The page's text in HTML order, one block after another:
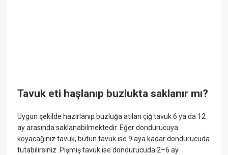
Tavuk eti haşlanıp buzlukta saklanır mı?
Uygun şekilde hazırlanıp buzluğa atılan çiğ tavuk 6 ya da 12
ay arasında saklanabilmektedir. Eğer dondurucuya
koyacağınız tavuk, bütün tavuk ise 9 aya kadar dondurucuda
tutabilirsiniz. Pişmiş tavuk ise dondurucuda 2–6 ay